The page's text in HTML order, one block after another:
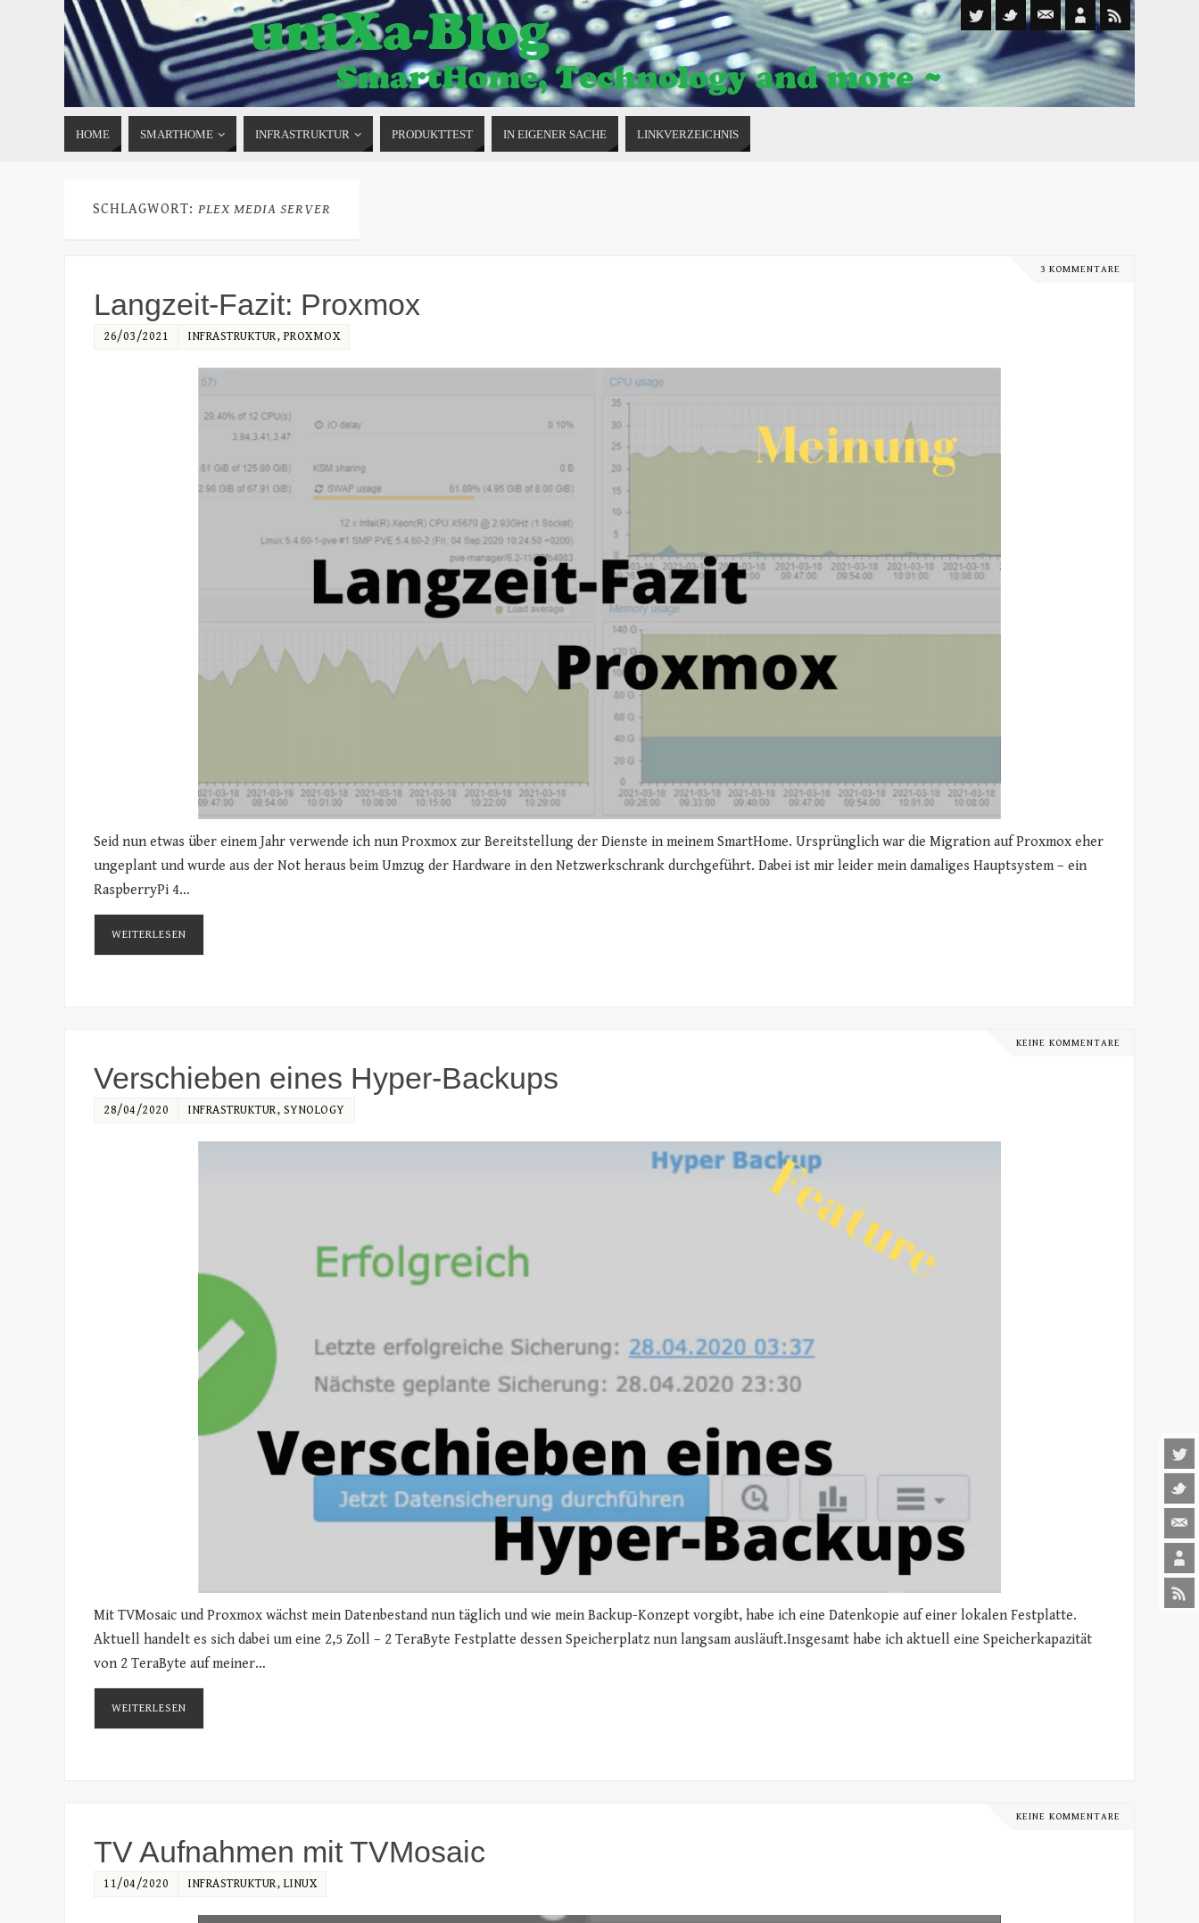
HOME SMARTHOME INFRASTRUKTUR PRODUKTTEST IN EIGENER SACHE LINKVERZEICHNIS
SCHLAGWORT: PLEX MEDIA SERVER
3 KOMMENTARE
Langzeit-Fazit: Proxmox
26/03/2021 INFRASTRUKTUR,PROXMOX
Seid nun etwas über einem Jahr verwende ich nun Proxmox zur Bereitstellung der Dienste in meinem SmartHome. Ursprünglich war die Migration auf Proxmox eher
ungeplant und wurde aus der Not heraus beim Umzug der Hardware in den Netzwerkschrank durchgeführt. Dabei ist mir leider mein damaliges Hauptsystem – ein
RaspberryPi 4…
WEITERLESEN
KEINE KOMMENTARE
Verschieben eines Hyper-Backups
28/04/2020 INFRASTRUKTUR, SYNOLOGY
Mit TVMosaic und Proxmox wächst mein Datenbestand nun täglich und wie mein Backup-Konzept vorgibt, habe ich eine Datenkopie auf einer lokalen Festplatte.
Aktuell handelt es sich dabei um eine 2,5 Zoll – 2 TeraByte Festplatte dessen Speicherplatz nun langsam ausläuft.Insgesamt habe ich aktuell eine Speicherkapazität
von 2 TeraByte auf meiner…
WEITERLESEN
KEINE KOMMENTARE
TV Aufnahmen mit TVMosaic
11/04/2020 INFRASTRUKTUR, LINUX